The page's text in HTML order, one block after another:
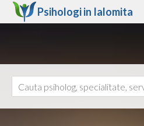
Psihologi in Ialomita
Ajutor